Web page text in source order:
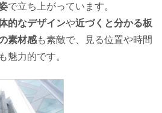
で立ち上がっています。
的なデザインや近づくと分かる板
素材感も素敵で、見る位置や時間
魅力的です。